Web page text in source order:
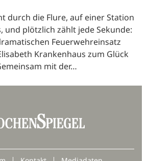
durch die Flure, auf einer Station
und plötzlich zählt jede Sekunde:
Feuerwehreinsatz
Krankenhaus zum Glück
mit der…